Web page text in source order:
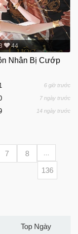
44
Nhân Bị Cướp
6 giờ trước
7 ngày trước
14 ngày trước
7 8
136
Top Ngày